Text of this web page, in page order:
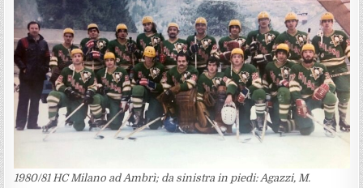
1980/81 HC Milano ad Ambrì; da sinistra in piedi: Agazzi, M.